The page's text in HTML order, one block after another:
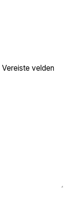
Vereiste velden